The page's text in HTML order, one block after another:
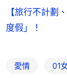
【旅行不計劃
度假」！
愛情 01